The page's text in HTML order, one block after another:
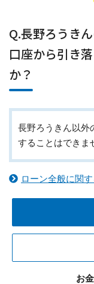
Q.長野ろうき
口座から引き
か？
長野ろうきん以外
することはできま
ローン全般に関
お